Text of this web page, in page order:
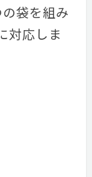
袋を組み
対応しま